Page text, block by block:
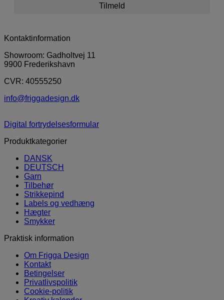
Kontaktinformation
Showroom: Gadholtvej 11
9900 Frederikshavn
CVR: 40555250
info@friggadesign.dk
Digital fortrydelsesformular
Produktkategorier
DANSK
DEUTSCH
Garn
Tilbehør
Strikkepind
Labels og vedhæng
Hægter
Smykker
Praktisk information
Om Frigga Design
Kontakt
Betingelser
Privatlivspolitik
Cookie-politik